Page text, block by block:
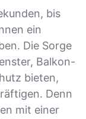
bis
ein
Die Sorge
Balkon-
bieten,
Denn
mit einer